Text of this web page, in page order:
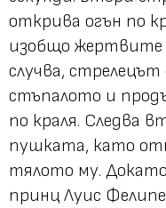
открива огън по
изобщо жертвите
случва, стрелецът
стъпалото и
по краля. Следва
пушката, като
тялото му. Докато
принц Луис